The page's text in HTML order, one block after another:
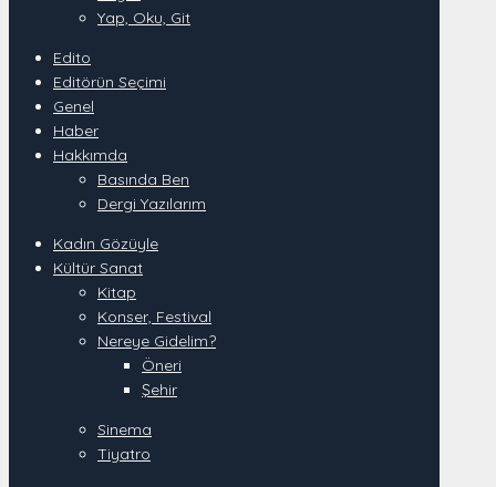
Yap, Oku, Git
Edito
Editörün Seçimi
Genel
Haber
Hakkımda
Basında Ben
Dergi Yazılarım
Kadın Gözüyle
Kültür Sanat
Kitap
Konser, Festival
Nereye Gidelim?
Öneri
Şehir
Sinema
Tiyatro